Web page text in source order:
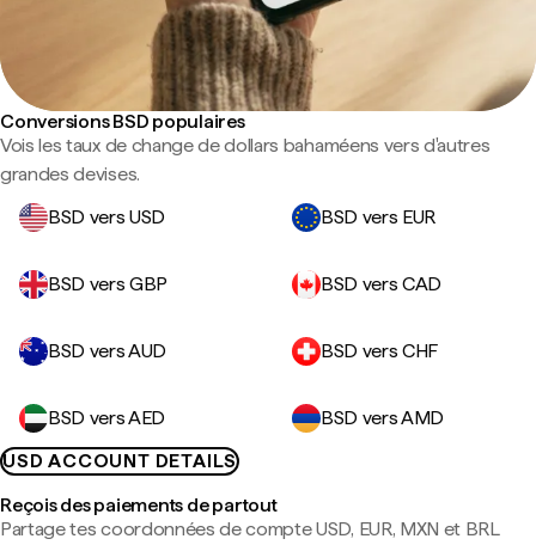
Conversions BSD populaires
Vois les taux de change de dollars bahaméens vers d'autres
grandes devises.
BSD vers USD
BSD vers EUR
BSD vers GBP BSD vers CAD
BSD vers AUD BSD vers CHF
BSD vers AED
BSD vers AMD
USD ACCOUNT DETAILS
Reçois des paiements de partout
Partage tes coordonnées de compte USD, EUR, MXN et BRL